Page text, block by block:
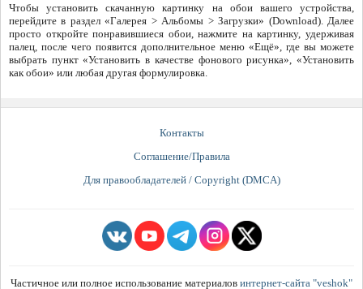
Чтобы установить скачанную картинку на обои вашего устройства,
перейдите в раздел «Галерея > Альбомы > Загрузки» (Download). Далее
просто откройте понравившиеся обои, нажмите на картинку, удерживая
палец, после чего появится дополнительное меню «Ещё», где вы можете
выбрать пункт «Установить в качестве фонового рисунка», «Установить
как обои» или любая другая формулировка.
Контакты
Соглашение/Правила
Для правообладателей / Copyright (DMCA)
Частичное или полное использование материалов интернет-сайта "veshok"